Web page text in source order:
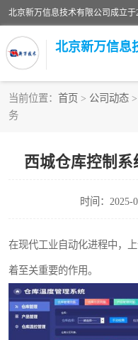
北京新万信息
当前位置： 首页 > 公司动态
务
西城仓库控制
时间：2025-
在现代工业自动化进程中，
着至关重要的作用。
usb上位机控制程序
数据采集软件
物流立库控制上位机软
PDA手持终端WinCE
WMS和WCS二合一